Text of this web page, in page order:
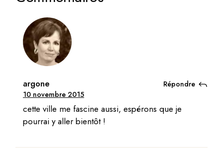
argone
10 novembre 2015
cette ville me fascine aussi, espérons que je
pourrai y aller bientôt !
Répondre